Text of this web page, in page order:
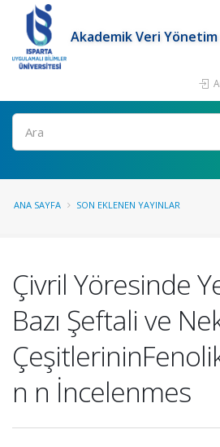
Akademik Veri
Ara
ANA SAYFA SON EKLENEN YAYINLAR
Çivril Yöresinde
Bazı Şeftali ve
n n İncelenmes